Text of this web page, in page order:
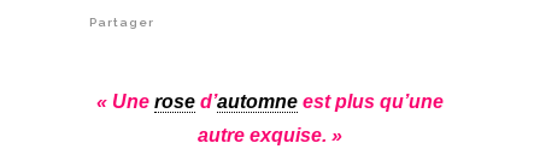
Partager
« Une rose d’automne est plus qu’une
autre exquise. »